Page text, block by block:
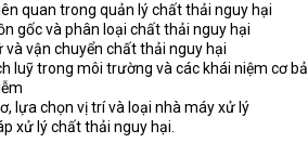
quan trong quản lý chất thải nguy hại
gốc và phân loại chất thải nguy hại
vận chuyển chất thải nguy hại
luỹ trong môi trường và các khái niệm cơ
lựa chọn vị trí và loại nhà máy xử lý
xử lý chất thải nguy hại.